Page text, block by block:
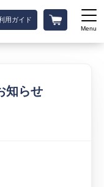
用ガイド
Menu
知らせ